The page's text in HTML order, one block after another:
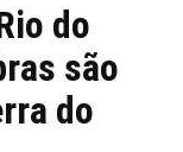
do
são
do